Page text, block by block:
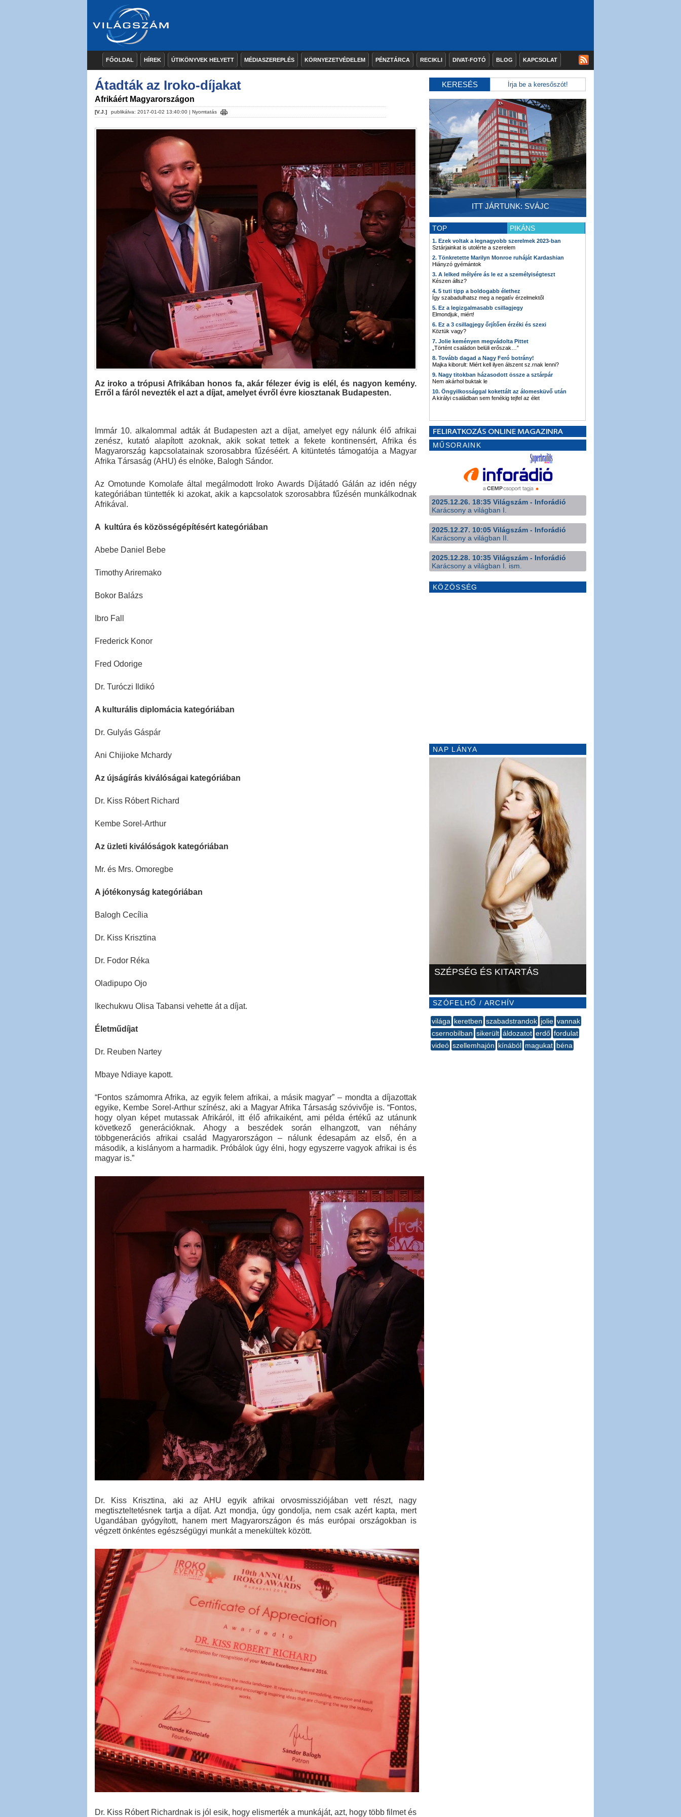
FŐOLDAL HÍREK ÚTIKÖNYVEK HELYETT MÉDIASZEREPLÉS KÖRNYEZETVÉDELEM PÉNZTÁRCA RECIKLI DIVAT-FOTÓ BLOG KAPCSOLAT
Átadták az Iroko-díjakat
Afrikáért Magyarországon
[V.J.] publikálva: 2017-01-02 13:40:00 | Nyomtatás
Az iroko a trópusi Afrikában honos fa, akár félezer évig is elél, és nagyon kemény.
Erről a fáról nevezték el azt a díjat, amelyet évről évre kiosztanak Budapesten.
Immár 10. alkalommal adták át Budapesten azt a díjat, amelyet egy nálunk élő afrikai
zenész, kutató alapított azoknak, akik sokat tettek a fekete kontinensért, Afrika és
Magyarország kapcsolatainak szorosabbra fűzéséért. A kitüntetés támogatója a Magyar
Afrika Társaság (AHU) és elnöke, Balogh Sándor.
Az Omotunde Komolafe által megálmodott Iroko Awards Díjátadó Gálán az idén négy
kategóriában tüntették ki azokat, akik a kapcsolatok szorosabbra fűzésén munkálkodnak
Afrikával.
A kultúra és közösségépítésért kategóriában
Abebe Daniel Bebe
Timothy Ariremako
Bokor Balázs
Ibro Fall
Frederick Konor
Fred Odorige
Dr. Turóczi Ildikó
A kulturális diplomácia kategóriában
Dr. Gulyás Gáspár
Ani Chijioke Mchardy
Az újságírás kiválóságai kategóriában
Dr. Kiss Róbert Richard
Kembe Sorel-Arthur
Az üzleti kiválóságok kategóriában
Mr. és Mrs. Omoregbe
A jótékonyság kategóriában
Balogh Cecília
Dr. Kiss Krisztina
Dr. Fodor Réka
Oladipupo Ojo
Ikechukwu Olisa Tabansi vehette át a díjat.
Életműdíjat
Dr. Reuben Nartey
Mbaye Ndiaye kapott.
“Fontos számomra Afrika, az egyik felem afrikai, a másik magyar” – mondta a díjazottak
egyike, Kembe Sorel-Arthur színész, aki a Magyar Afrika Társaság szóvivője is. “Fontos,
hogy olyan képet mutassak Afrikáról, itt élő afrikaiként, ami példa értékű az utánunk
következő generációknak. Ahogy a beszédek során elhangzott, van néhány
többgenerációs afrikai család Magyarországon – nálunk édesapám az első, én a
második, a kislányom a harmadik. Próbálok úgy élni, hogy egyszerre vagyok afrikai is és
magyar is.”
Dr. Kiss Krisztina, aki az AHU egyik afrikai orvosmissziójában vett részt, nagy
megtiszteltetésnek tartja a díjat. Azt mondja, úgy gondolja, nem csak azért kapta, mert
Ugandában gyógyított, hanem mert Magyarországon és más európai országokban is
végzett önkéntes egészségügyi munkát a menekültek között.
Dr. Kiss Róbert Richardnak is jól esik, hogy elismerték a munkáját, azt, hogy több filmet és
KERESÉS
ITT JÁRTUNK: SVÁJC
TOP PIKÁNS
1. Ezek voltak a legnagyobb szerelmek 2023-ban
Sztárjainkat is utolérte a szerelem
2. Tönkretette Marilyn Monroe ruháját Kardashian
Hiányzó gyémántok
3. A lelked mélyére ás le ez a személyiségteszt
Készen állsz?
4. 5 tuti tipp a boldogabb élethez
Így szabadulhatsz meg a negatív érzelmektől
5. Ez a legizgalmasabb csillagjegy
Elmondjuk, miért!
6. Ez a 3 csillagjegy őrjítően érzéki és szexi
Köztük vagy?
7. Jolie keményen megvádolta Pittet
„Történt családon belüli erőszak…”
8. Tovább dagad a Nagy Feró botrány!
Majka kiborult: Miért kell ilyen álszent sz.rnak lenni?
9. Nagy titokban házasodott össze a sztárpár
Nem akárhol buktak le
10. Öngyilkossággal kokettált az álomesküvő után
A királyi családban sem fenékig tejfel az élet
MŰSORAINK
2025.12.26. 18:35 Világszám - Inforádió
Karácsony a világban I.
2025.12.27. 10:05 Világszám - Inforádió
Karácsony a világban II.
2025.12.28. 10:35 Világszám - Inforádió
Karácsony a világban I. ism.
KÖZÖSSÉG
NAP LÁNYA
SZÉPSÉG ÉS KITARTÁS
SZÓFELHŐ / ARCHÍV
világa keretben szabadstrandok jolie vannak
csernobilban sikerült áldozatot erdő fordulat
videó szellemhajón kínából magukat béna